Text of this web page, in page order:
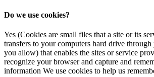
Do we use cookies?
Yes (Cookies are small files that a site or its
transfers to your computers hard drive
you allow) that enables the sites or service
recognize your browser and capture and
information We use cookies to help us